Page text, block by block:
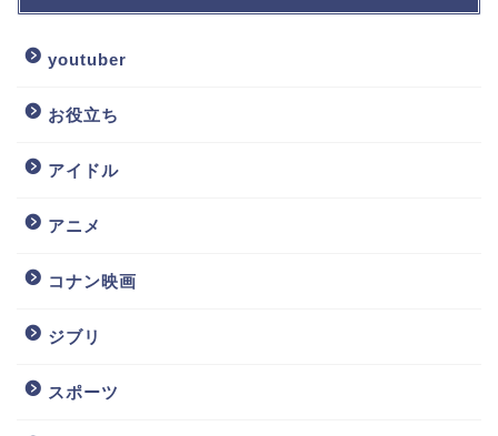
youtuber
お役立ち
アイドル
アニメ
コナン映画
ジブリ
スポーツ